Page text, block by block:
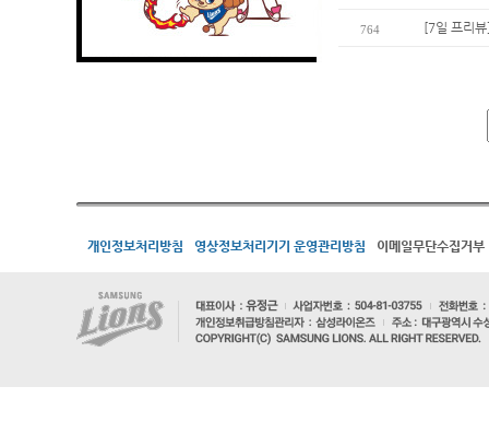
764 [7일 프리
개인정보처리방침 영상정보처리기기 운영관리방침 이메일무단수집거부